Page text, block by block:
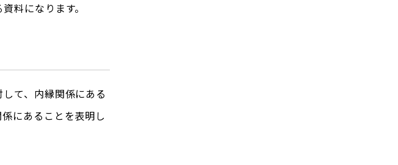
料になります。
て、内縁関係にある
にあることを表明し